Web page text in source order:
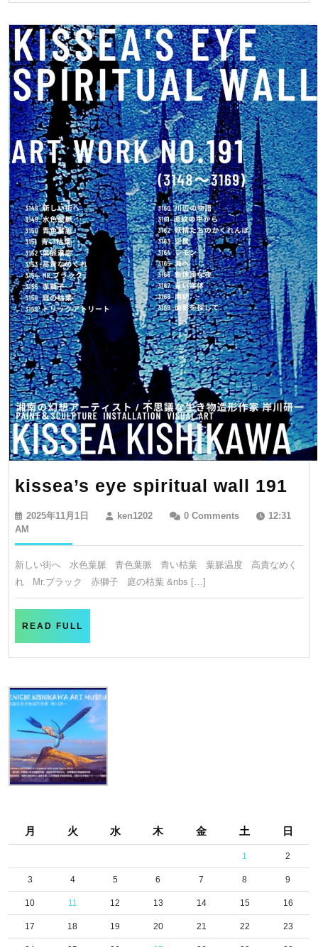
日〜
３
０
日
湘
南
の
幻
想
ARTIST
KISSEA
銀
座
月
光
荘
サ
ロ
ン
月
の
は
な
れ
で
個
開
kissea’s eye spiritual wall 191
191
2025年11月1日
2025
1
日
ken1202ken12020 Comments
12:31
AM
新しい街へ 水色葉脈 青色葉脈 青い枯葉 葉脈温度 高貴なめく
れ Mr.ブラック 赤獅子 庭の枯葉 &nbs […]
READ FULL
月 火 水 木 金 土 日
1 2
3 4 5 6 7 8 9
10 11 12 13 14 15 16
17 18 19 20 21 22 23